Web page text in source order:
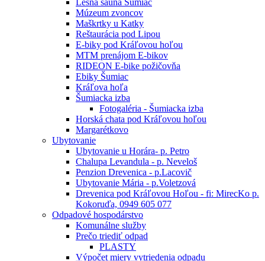
Lesná sauna Šumiac
Múzeum zvoncov
Maškrtky u Katky
Reštaurácia pod Lipou
E-biky pod Kráľovou hoľou
MTM prenájom E-bikov
RIDEON E-bike požičovňa
Ebiky Šumiac
Kráľova hoľa
Šumiacka izba
Fotogaléria - Šumiacka izba
Horská chata pod Kráľovou hoľou
Margarétkovo
Ubytovanie
Ubytovanie u Horára- p. Petro
Chalupa Levandula - p. Neveloš
Penzion Drevenica - p.Lacovič
Ubytovanie Mária - p.Voletzová
Drevenica pod Kráľovou Hoľou - fi: MirecKo p.
Kokoruďa, 0949 605 077
Odpadové hospodárstvo
Komunálne služby
Prečo triediť odpad
PLASTY
Výpočet miery vytriedenia odpadu